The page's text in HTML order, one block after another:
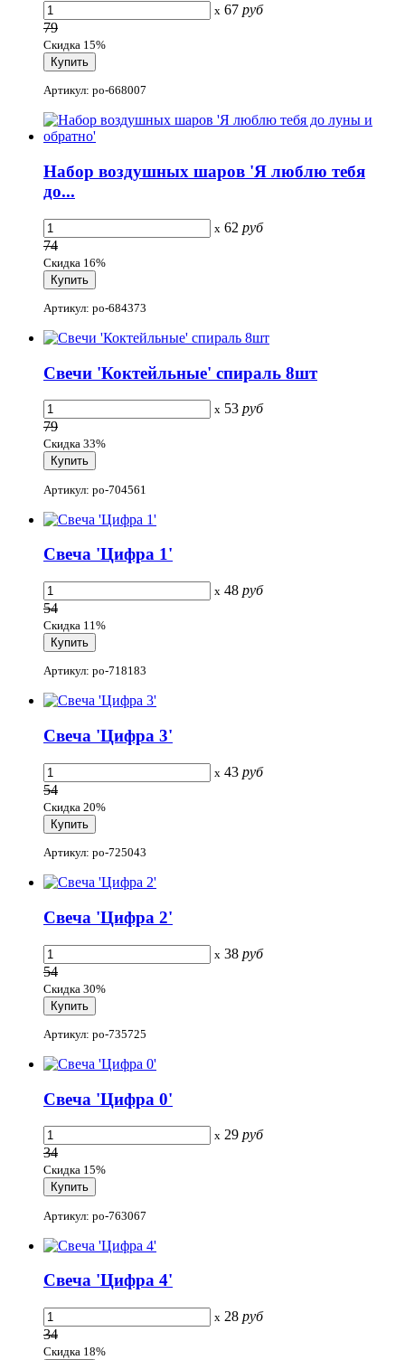
x 67 руб
79
Скидка 15%
Артикул: po-668007
Набор воздушных шаров 'Я люблю тебя
до...
x 62 руб
74
Скидка 16%
Артикул: po-684373
Свечи 'Коктейльные' спираль 8шт
x 53 руб
79
Скидка 33%
Артикул: po-704561
Свеча 'Цифра 1'
x 48 руб
54
Скидка 11%
Артикул: po-718183
Свеча 'Цифра 3'
x 43 руб
54
Скидка 20%
Артикул: po-725043
Свеча 'Цифра 2'
x 38 руб
54
Скидка 30%
Артикул: po-735725
Свеча 'Цифра 0'
x 29 руб
34
Скидка 15%
Артикул: po-763067
Свеча 'Цифра 4'
x 28 руб
34
Скидка 18%